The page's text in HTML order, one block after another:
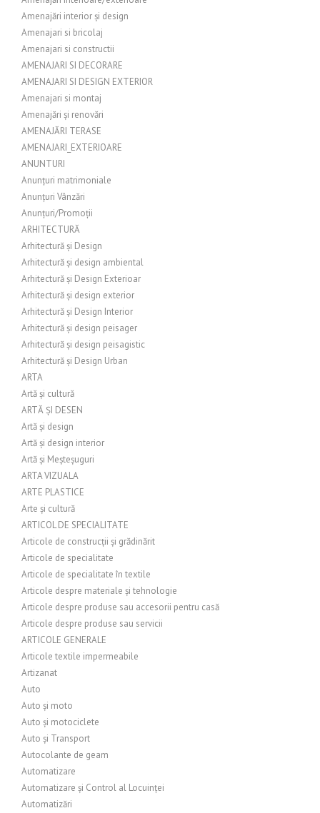
Amenajări interior și design
Amenajari si bricolaj
Amenajari si constructii
AMENAJARI SI DECORARE
AMENAJARI SI DESIGN EXTERIOR
Amenajari si montaj
Amenajări și renovări
AMENAJĂRI TERASE
AMENAJARI_EXTERIOARE
ANUNTURI
Anunțuri matrimoniale
Anunțuri Vânzări
Anunțuri/Promoții
ARHITECTURĂ
Arhitectură și Design
Arhitectură și design ambiental
Arhitectură și Design Exterioar
Arhitectură și design exterior
Arhitectură și Design Interior
Arhitectură și design peisager
Arhitectură și design peisagistic
Arhitectură și Design Urban
ARTA
Artă și cultură
ARTĂ ȘI DESEN
Artă și design
Artă și design interior
Artă și Meșteșuguri
ARTA VIZUALA
ARTE PLASTICE
Arte și cultură
ARTICOL DE SPECIALITATE
Articole de construcții și grădinărit
Articole de specialitate
Articole de specialitate în textile
Articole despre materiale și tehnologie
Articole despre produse sau accesorii pentru casă
Articole despre produse sau servicii
ARTICOLE GENERALE
Articole textile impermeabile
Artizanat
Auto
Auto și moto
Auto și motociclete
Auto și Transport
Autocolante de geam
Automatizare
Automatizare și Control al Locuinței
Automatizări